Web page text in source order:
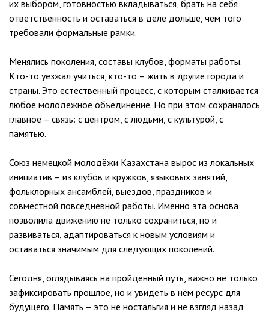
их выбором, готовностью вкладываться, брать на себя
ответственность и оставаться в деле дольше, чем того
требовали формальные рамки.
Менялись поколения, составы клубов, форматы работы.
Кто-то уезжал учиться, кто-то – жить в другие города и
страны. Это естественный процесс, с которым сталкивается
любое молодёжное объединение. Но при этом сохранялось
главное – связь: с центром, с людьми, с культурой, с
памятью.
Союз немецкой молодёжи Казахстана вырос из локальных
инициатив – из клубов и кружков, языковых занятий,
фольклорных ансамблей, выездов, праздников и
совместной повседневной работы. Именно эта основа
позволила движению не только сохраниться, но и
развиваться, адаптироваться к новым условиям и
оставаться значимым для следующих поколений.
Сегодня, оглядываясь на пройденный путь, важно не только
зафиксировать прошлое, но и увидеть в нём ресурс для
будущего. Память – это не ностальгия и не взгляд назад